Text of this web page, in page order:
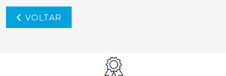
VOLTAR